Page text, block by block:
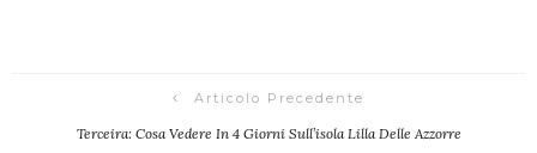
Articolo Precedente
Terceira: Cosa Vedere In 4 Giorni Sull’isola Lilla Delle Azzorre